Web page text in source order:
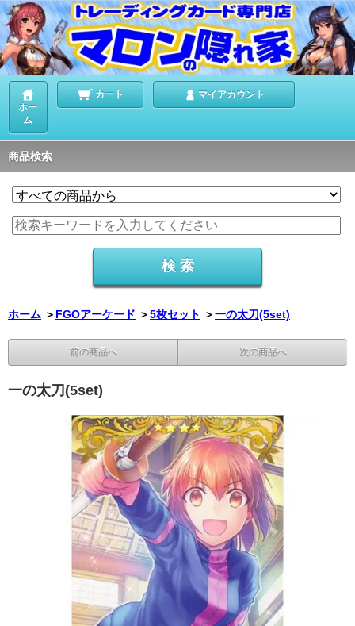
ホー
ム
カート マイアカウント
商品検索
ホーム ＞ FGOアーケード ＞5枚セット ＞一の太刀(5set)
前の商品へ 次の商品へ
一の太刀(5set)